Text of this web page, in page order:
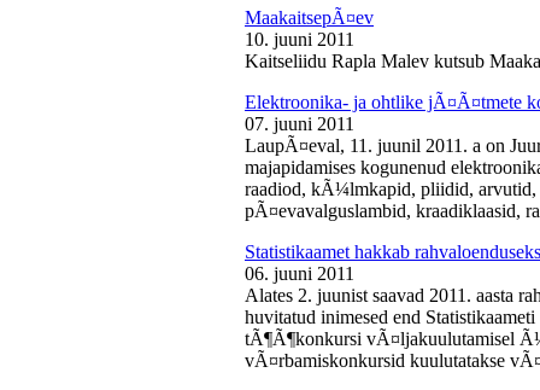
MaakaitsepÃ¤ev
10. juuni 2011
Kaitseliidu Rapla Malev kutsub
Elektroonika- ja ohtlike jÃ¤Ã¤tmete
07. juuni 2011
LaupÃ¤eval, 11. juunil 2011. a on
majapidamises kogunenud
raadiod, kÃ¼lmkapid, pliidid,
pÃ¤evavalguslambid, kraadiklaasid,
Statistikaamet hakkab
06. juuni 2011
Alates 2. juunist saavad 2011. aasta
huvitatud inimesed end
tÃ¶Ã¶konkursi vÃ¤ljakuulutamisel
vÃ¤rbamiskonkursid kuulutatakse